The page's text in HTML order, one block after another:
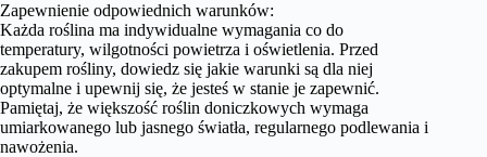
Zapewnienie odpowiednich warunków:
Każda roślina ma indywidualne wymagania co do
temperatury, wilgotności powietrza i oświetlenia. Przed
zakupem rośliny, dowiedz się jakie warunki są dla niej
optymalne i upewnij się, że jesteś w stanie je zapewnić.
Pamiętaj, że większość roślin doniczkowych wymaga
umiarkowanego lub jasnego światła, regularnego podlewania i
nawożenia.